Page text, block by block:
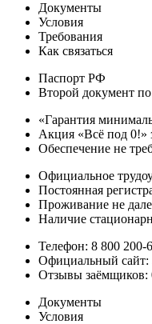
Документы
Условия
Требования
Как связаться
Паспорт РФ
Второй документ
«Гарантия
Акция «Всё под 0!»
Обеспечение не
Официальное
Постоянная
Проживание не
Наличие
Телефон: 8 800 200-
Официальный сайт:
Отзывы заёмщиков:
Документы
Условия